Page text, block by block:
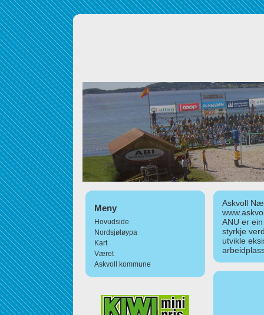
Meny
Hovudside
Nordsjøløypa
Kart
Været
Askvoll kommune
Askvoll
ANU er
styrkje
utvikle